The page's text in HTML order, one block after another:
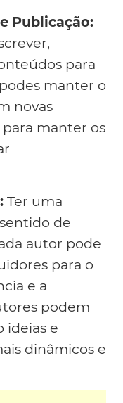
Publicação:
para
manter o
novas
manter os
Ter uma
de
autor pode
para o
e a
podem
ideias e
dinâmicos e